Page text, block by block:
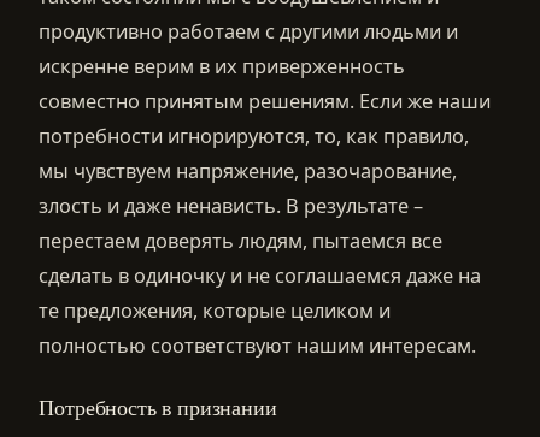
продуктивно работаем с другими людьми и
искренне верим в их приверженность
совместно принятым решениям. Если же наши
потребности игнорируются, то, как правило,
мы чувствуем напряжение, разочарование,
злость и даже ненависть. В результате –
перестаем доверять людям, пытаемся все
сделать в одиночку и не соглашаемся даже на
те предложения, которые целиком и
полностью соответствуют нашим интересам.
Потребность в признании